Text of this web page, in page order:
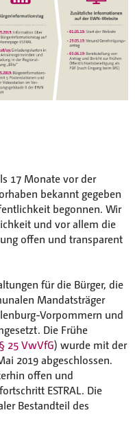
17 Monate vor der
bekannt gegeben
begonnen. Wir
und vor allem die
offen und transparent
für die Bürger, die
Mandatsträger
Vorpommern und
Die Frühe
§ 25 VwVfG) wurde mit der
2019 abgeschlossen.
offen und
ESTRAL. Die
Bestandteil des